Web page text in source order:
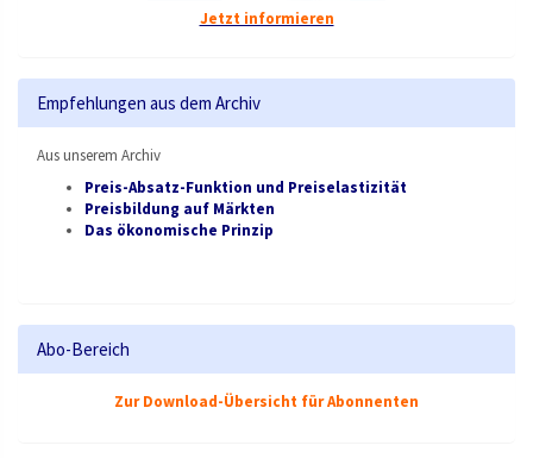
Jetzt informieren
Empfehlungen aus dem Archiv
Aus unserem Archiv
Preis-Absatz-Funktion und Preiselastizität
Preisbildung auf Märkten
Das ökonomische Prinzip
Abo-Bereich
Zur Download-Übersicht für Abonnenten